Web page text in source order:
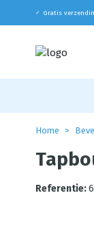
✓ Gratis
Home
Referentie: